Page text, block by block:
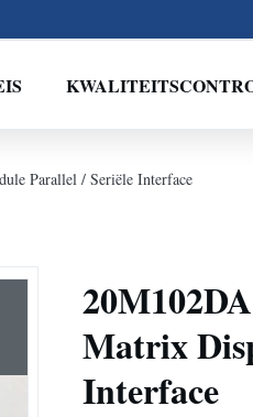
Parallel / Seriële Interface
Matrix
Interface